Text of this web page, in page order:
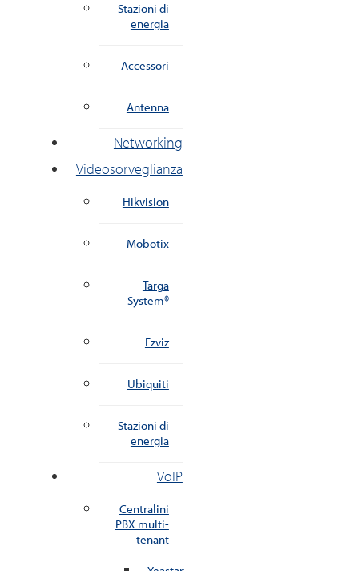
Stazioni di
energia
Accessori
Antenna
Networking
Videosorveglianza
Hikvision
Mobotix
Targa
System®
Ezviz
Ubiquiti
Stazioni di
energia
VoIP
Centralini
PBX multi-
tenant